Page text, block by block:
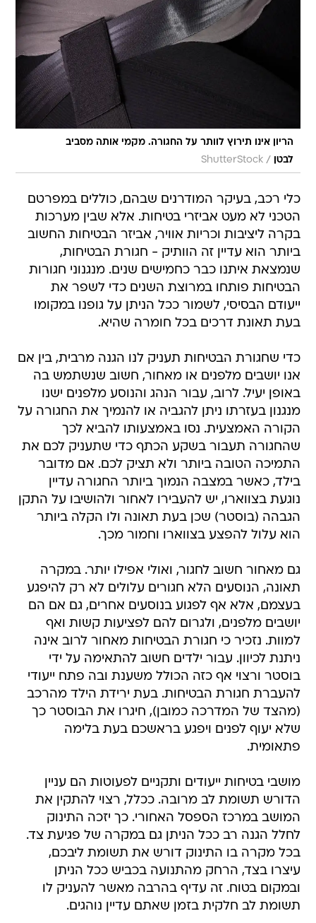
הריון אינו תירוץ לוותר על החגורה. מקמי אותה מסביב
לבטן
/
ShutterStock
כלי רכב, בעיקר המודרנים שבהם, כוללים במפרטם
הטכני לא מעט אביזרי בטיחות. אלא שבין מערכות
בקרה ליציבות וכריות אוויר, אביזר הבטיחות החשוב
ביותר הוא עדיין זה הוותיק - חגורת הבטיחות,
שנמצאת איתנו כבר כחמישים שנים. מנגנוני חגורות
הבטיחות פותחו במרוצת השנים כדי לשפר את
ייעודם הבסיסי, לשמור ככל הניתן על גופנו במקומו
בעת תאונת דרכים בכל חומרה שהיא.
כדי שחגורת הבטיחות תעניק לנו הגנה מרבית, בין אם
אנו יושבים מלפנים או מאחור, חשוב שנשתמש בה
באופן יעיל. לרוב, עבור הנהג והנוסע מלפנים ישנו
מנגנון בעזרתו ניתן להגביה או להנמיך את החגורה על
הקורה האמצעית. נסו באמצעותו להביא לכך
שהחגורה תעבור בשקע הכתף כדי שתעניק לכם את
התמיכה הטובה ביותר ולא תציק לכם. אם מדובר
בילד, כאשר במצבה הנמוך ביותר החגורה עדיין
נוגעת בצווארו, יש להעבירו לאחור ולהושיבו על התקן
הגבהה (בוסטר) שכן בעת תאונה ולו הקלה ביותר
הוא עלול להפצע בצווארו וחמור מכך.
גם מאחור חשוב לחגור, ואולי אפילו יותר. במקרה
תאונה, הנוסעים הלא חגורים עלולים לא רק להיפגע
בעצמם, אלא אף לפגוע בנוסעים אחרים, גם אם הם
יושבים מלפנים, ולגרום להם לפציעות קשות ואף
למוות. נזכיר כי חגורת הבטיחות מאחור לרוב אינה
ניתנת לכיוון. עבור ילדים חשוב להתאימה על ידי
בוסטר ורצוי אף כזה הכולל משענת ובה פתח ייעודי
להעברת חגורת הבטיחות. בעת ירידת הילד מהרכב
(מהצד של המדרכה כמובן), חיגרו את הבוסטר כך
שלא יעוף לפנים ויפגע בראשכם בעת בלימה
פתאומית.
מושבי בטיחות ייעודים ותקניים לפעוטות הם עניין
הדורש תשומת לב מרובה. ככלל, רצוי להתקין את
המושב במרכז הספסל האחורי. כך יזכה התינוק
לחלל הגנה רב ככל הניתן גם במקרה של פגיעת צד.
בכל מקרה בו התינוק דורש את תשומת ליבכם,
עיצרו בצד, הרחק מהתנועה בכביש ככל הניתן
ובמקום בטוח. זה עדיף בהרבה מאשר להעניק לו
תשומת לב חלקית בזמן שאתם עדיין נוהגים.